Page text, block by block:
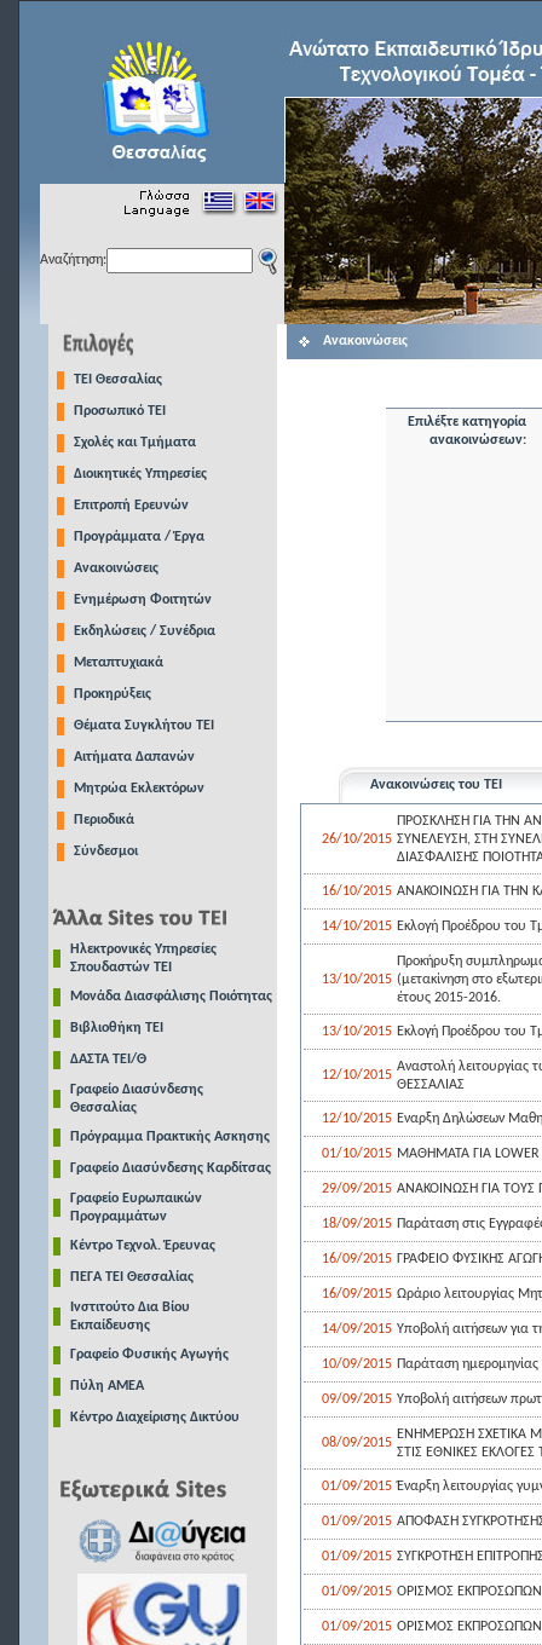
Αναζήτηση:
TEI Θεσσαλίας
Προσωπικό ΤΕΙ
Σχολές και Τμήματα
Διοικητικές Υπηρεσίες
Επιτροπή Ερευνών
Προγράμματα / Έργα
Ανακοινώσεις
Ενημέρωση Φοιτητών
Εκδηλώσεις / Συνέδρια
Μεταπτυχιακά
Προκηρύξεις
Θέματα Συγκλήτου ΤΕΙ
Αιτήματα Δαπανών
Μητρώα Εκλεκτόρων
Περιοδικά
Σύνδεσμοι
Ηλεκτρονικές Υπηρεσίες
Σπουδαστών ΤΕΙ
Μονάδα Διασφάλισης Ποιότητας
Βιβλιοθήκη ΤΕΙ
ΔΑΣΤΑ ΤΕΙ/Θ
Γραφείο Διασύνδεσης
Θεσσαλίας
Πρόγραμμα Πρακτικής Ασκησης
Γραφείο Διασύνδεσης Καρδίτσας
Γραφείο Ευρωπαικών
Προγραμμάτων
Κέντρο Τεχνολ. Έρευνας
ΠΕΓΑ ΤΕΙ Θεσσαλίας
Ινστιτούτο Δια Βίου
Εκπαίδευσης
Γραφείο Φυσικής Αγωγής
Πύλη ΑΜΕΑ
Κέντρο Διαχείρισης Δικτύου
Ανακοινώσεις
Επιλέξτε κατηγορία
ανακοινώσεων:
Ανακοινώσεις του ΤΕΙ
26/10/2015
ΠΡΟΣΚΛΗΣΗ ΓΙΑ ΤΗΝ
ΣΥΝΕΛΕΥΣΗ, ΣΤΗ
ΔΙΑΣΦΑΛΙΣΗΣ
16/10/2015 ΑΝΑΚΟΙΝΩΣΗ ΓΙΑ ΤΗΝ
14/10/2015 Εκλογή Προέδρου του
13/10/2015
Προκήρυξη
(μετακίνηση στο
έτους 2015-2016.
13/10/2015 Εκλογή Προέδρου του
12/10/2015
Αναστολή λειτουργίας
ΘΕΣΣΑΛΙΑΣ
12/10/2015 Εναρξη Δηλώσεων
01/10/2015 ΜΑΘΗΜΑΤΑ ΓΙΑ LOWER
29/09/2015 ΑΝΑΚΟΙΝΩΣΗ ΓΙΑ ΤΟΥΣ
18/09/2015 Παράταση στις
16/09/2015 ΓΡΑΦΕΙΟ ΦΥΣΙΚΗΣ
16/09/2015 Ωράριο λειτουργίας
14/09/2015 Υποβολή αιτήσεων για
10/09/2015 Παράταση
09/09/2015 Υποβολή αιτήσεων
08/09/2015
ΕΝΗΜΕΡΩΣΗ ΣΧΕΤΙΚΑ
ΣΤΙΣ ΕΘΝΙΚΕΣ
01/09/2015 Έναρξη λειτουργίας
01/09/2015 ΑΠΟΦΑΣΗ ΣΥΓΚΡΟΤΗΣΗΣ
01/09/2015 ΣΥΓΚΡΟΤΗΣΗ
01/09/2015 ΟΡΙΣΜΟΣ
01/09/2015 ΟΡΙΣΜΟΣ ΕΚΠΡΟΣΩΠΩΝ